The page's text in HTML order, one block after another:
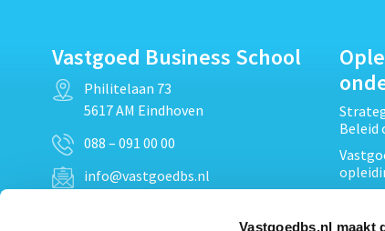
Vastgoedbs.nl maakt
Vastgoed Business School
Philitelaan 73
5617 AM Eindhoven
088 – 091 00 00
info@vastgoedbs.nl
Beleid